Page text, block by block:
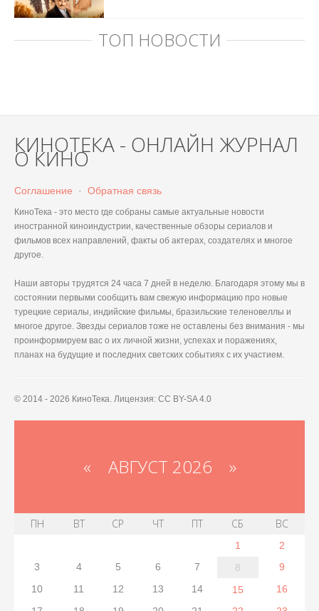
ТОП НОВОСТИ
КИНОТЕКА - ОНЛАЙН ЖУРНАЛ
О КИНО
Соглашение · Обратная связь
КиноТека - это место где собраны самые актуальные новости
иностранной киноиндустрии, качественные обзоры сериалов и
фильмов всех направлений, факты об актерах, создателях и многое
другое.
Наши авторы трудятся 24 часа 7 дней в неделю. Благодаря этому мы в
состоянии первыми сообщить вам свежую информацию про новые
турецкие сериалы, индийские фильмы, бразильские теленовеллы и
многое другое. Звезды сериалов тоже не оставлены без внимания - мы
проинформируем вас о их личной жизни, успехах и поражениях,
планах на будущие и последних светских событиях с их участием.
© 2014 - 2026 КиноТека. Лицензия: CC BY-SA 4.0
« АВГУСТ 2026 »
ПН ВТ СР ЧТ ПТ СБ ВС
1
2
3
4 5 6 7 8
9
10
11 12 13 14 15
16